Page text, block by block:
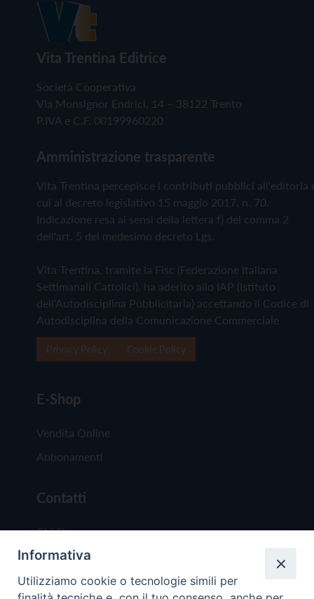
Vita Trentina Editrice
Società Cooperativa
Via Monsignor Endrici, 14 – 38122 Trento
P.IVA e C.F. 00199960220
Amministrazione trasparente
Vita Trentina percepisce i contributi pubblici all'editoria
cui al decreto legislativo 15 maggio 2017, n. 70.
Indicazione resa ai sensi della lettera f) del comma 2
dell'art. 5 del medesimo decreto Lgs.
Vita Trentina, tramite la Fisc (Federazione Italiana
Settimanali Cattolici), ha aderito allo IAP (Istituto
dell'Autodisciplina Pubblicitaria) accettando il Codice di
Autodisciplina della Comunicazione Commerciale
E-Shop
Vendita Online
Abbonamenti
Contatti
Chi Siamo
Redazione
Scrivici
Informativa
Utilizziamo cookie o tecnologie simili per